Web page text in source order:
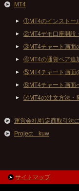
MT4
①MT4のインストー
②MT4デモ口座開設
③MT4チャート画面
④MT4の通貨ペア追
⑤MT4チャート画面
⑥MT4チャート画面
⑦MT4の注文方法・
運営会社/特定商取引法
Project kuw
サイトマップ